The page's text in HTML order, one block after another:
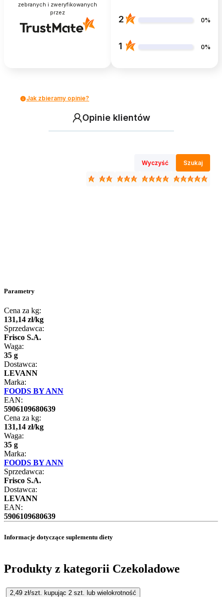
zebranych i zweryfikowanych
przez
2 0%
1 0%
Jak zbieramy opinie?
Opinie klientów
Wyczyść Szukaj
Parametry
Cena za kg:
131,14 zł/kg
Sprzedawca:
Frisco S.A.
Waga:
35 g
Dostawca:
LEVANN
Marka:
FOODS BY ANN
EAN:
5906109680639
Cena za kg:
131,14 zł/kg
Waga:
35 g
Marka:
FOODS BY ANN
Sprzedawca:
Frisco S.A.
Dostawca:
LEVANN
EAN:
5906109680639
Informacje dotyczące suplementu diety
Produkty z kategorii Czekoladowe
2,49 zł/szt. kupując 2 szt. lub wielokrotność